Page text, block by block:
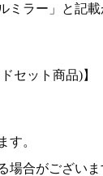
ミラー」と記載
セット商品)】
す。
場合がございま